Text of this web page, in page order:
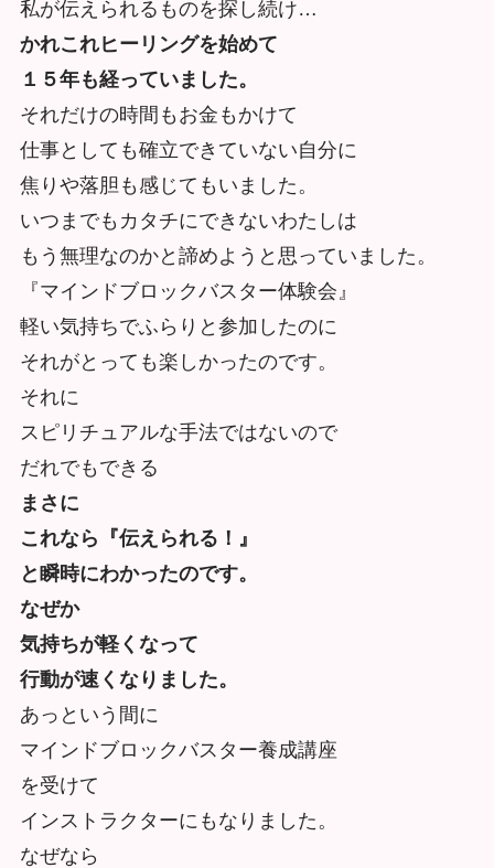
私が伝えられるものを探し続け…
かれこれヒーリングを始めて
１５年も経っていました。
それだけの時間もお金もかけて
仕事としても確立できていない自分に
焦りや落胆も感じてもいました。
いつまでもカタチにできないわたしは
もう無理なのかと諦めようと思っていました。
『マインドブロックバスター体験会』
軽い気持ちでふらりと参加したのに
それがとっても楽しかったのです。
それに
スピリチュアルな手法ではないので
だれでもできる
まさに
これなら『伝えられる！』
と瞬時にわかったのです。
なぜか
気持ちが軽くなって
行動が速くなりました。
あっという間に
マインドブロックバスター養成講座
を受けて
インストラクターにもなりました。
なぜなら